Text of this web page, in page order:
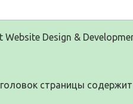
Website Design &
страницы